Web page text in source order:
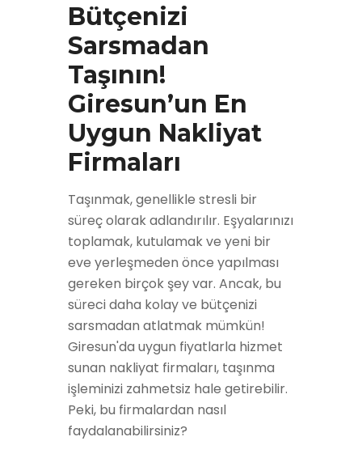
Bütçenizi
Sarsmadan
Taşının!
Giresun’un En
Uygun Nakliyat
Firmaları
Taşınmak, genellikle stresli bir
süreç olarak adlandırılır. Eşyalarınızı
toplamak, kutulamak ve yeni bir
eve yerleşmeden önce yapılması
gereken birçok şey var. Ancak, bu
süreci daha kolay ve bütçenizi
sarsmadan atlatmak mümkün!
Giresun'da uygun fiyatlarla hizmet
sunan nakliyat firmaları, taşınma
işleminizi zahmetsiz hale getirebilir.
Peki, bu firmalardan nasıl
faydalanabilirsiniz?